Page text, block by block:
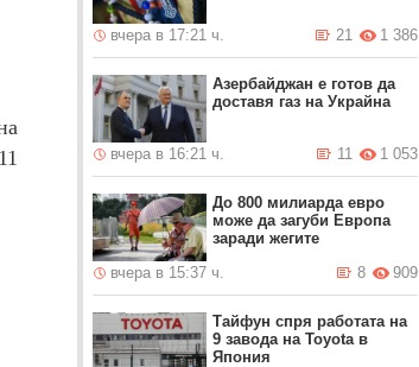
вчера в 17:21 ч. 1 386
21
Азербайджан е готов да
доставя газ на Украйна
вчера в 16:21 ч. 1 053
11
До 800 милиарда евро
може да загуби Европа
заради жегите
вчера в 15:37 ч.
909
8
Тайфун спря работата на
9 завода на Toyota в
Япония